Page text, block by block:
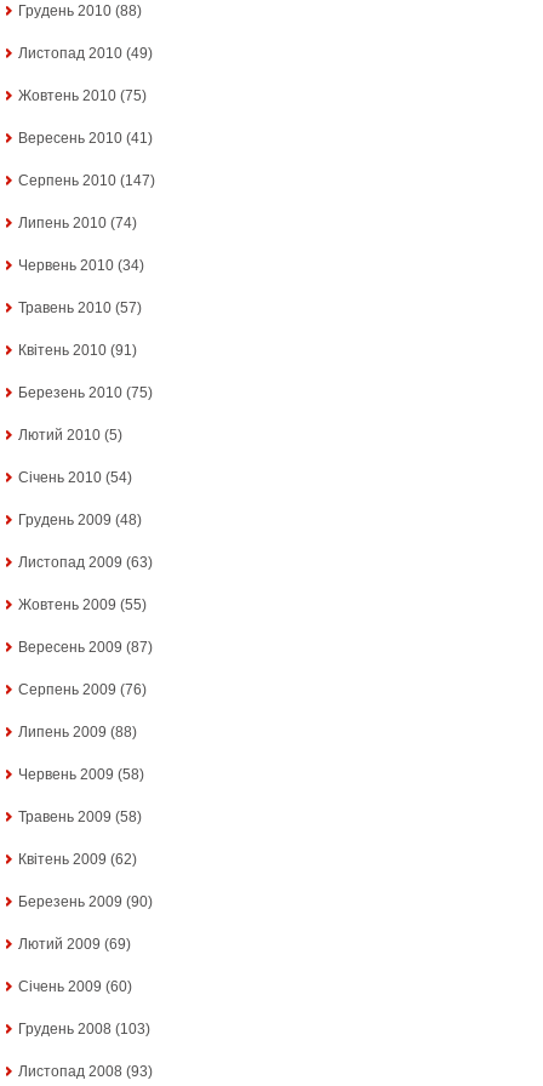
Грудень 2010 (88)
Листопад 2010 (49)
Жовтень 2010 (75)
Вересень 2010 (41)
Серпень 2010 (147)
Липень 2010 (74)
Червень 2010 (34)
Травень 2010 (57)
Квітень 2010 (91)
Березень 2010 (75)
Лютий 2010 (5)
Січень 2010 (54)
Грудень 2009 (48)
Листопад 2009 (63)
Жовтень 2009 (55)
Вересень 2009 (87)
Серпень 2009 (76)
Липень 2009 (88)
Червень 2009 (58)
Травень 2009 (58)
Квітень 2009 (62)
Березень 2009 (90)
Лютий 2009 (69)
Січень 2009 (60)
Грудень 2008 (103)
Листопад 2008 (93)